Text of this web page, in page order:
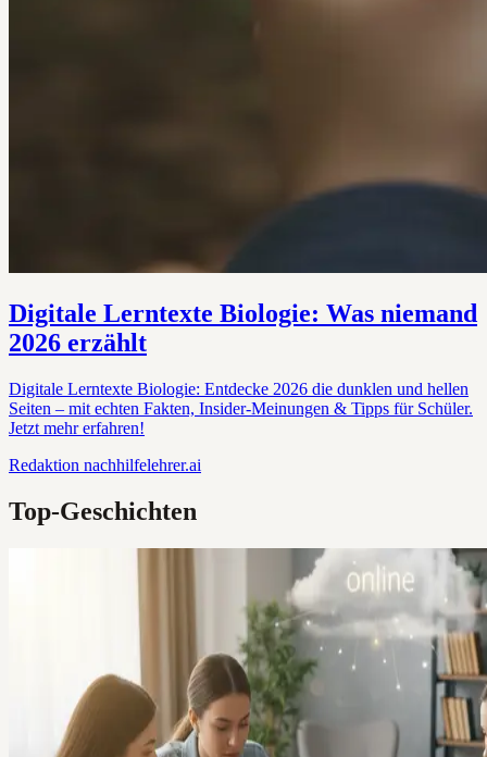
Digitale Lerntexte Biologie: Was niemand
2026 erzählt
Digitale Lerntexte Biologie: Entdecke 2026 die dunklen und hellen
Seiten – mit echten Fakten, Insider-Meinungen & Tipps für Schüler.
Jetzt mehr erfahren!
Redaktion nachhilfelehrer.ai
Top-Geschichten